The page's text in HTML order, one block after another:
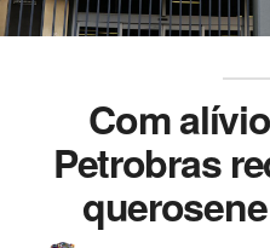
Com
Petrobras